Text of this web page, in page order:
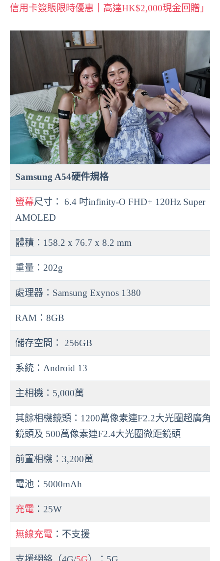
信用卡簽賬限時優惠｜高達HK$2,000現金回贈」
Samsung A54硬件規格
螢幕尺寸： 6.4 吋infinity-O FHD+ 120Hz Super
AMOLED
體積：158.2 x 76.7 x 8.2 mm
重量：202g
處理器：Samsung Exynos 1380
RAM：8GB
儲存空間： 256GB
系統：Android 13
主相機：5,000萬
其餘相機鏡頭：1200萬像素連F2.2大光圈超廣角
鏡頭及 500萬像素連F2.4大光圈微距鏡頭
前置相機：3,200萬
電池：5000mAh
充電：25W
無線充電：不支援